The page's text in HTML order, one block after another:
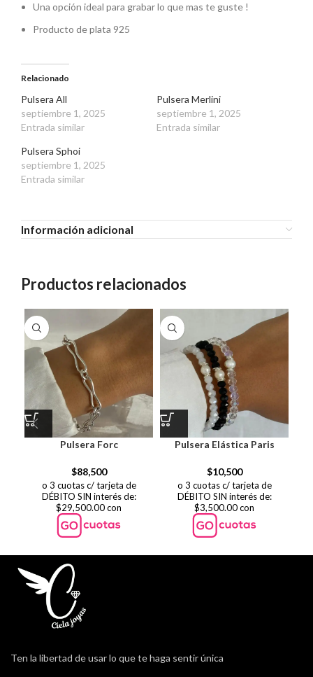
Una opción ideal para grabar lo que mas te guste !
Producto de plata 925
Relacionado
Pulsera All
septiembre 1, 2025
Entrada similar
Pulsera Merlini
septiembre 1, 2025
Entrada similar
Pulsera Sphoi
septiembre 1, 2025
Entrada similar
Información adicional
Productos relacionados
Pulsera Forc
$88,500
o 3 cuotas c/ tarjeta de
DÉBITO SIN interés de:
$29,500.00 con
Pulsera Elástica Paris
$10,500
o 3 cuotas c/ tarjeta de
DÉBITO SIN interés de:
$3,500.00 con
Ten la libertad de usar lo que te haga sentir única